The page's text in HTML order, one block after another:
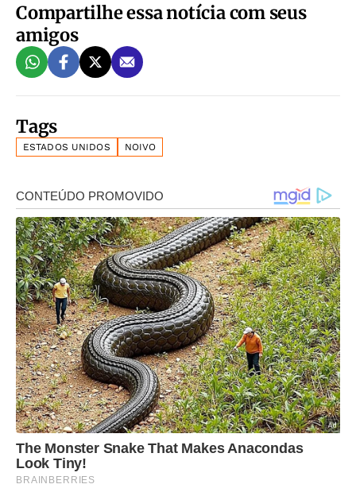
Compartilhe essa notícia com seus
amigos
Tags
ESTADOS UNIDOS NOIVO